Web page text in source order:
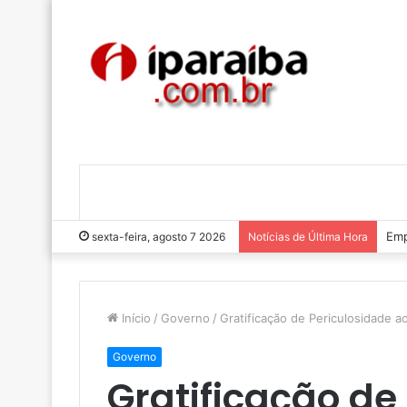
sexta-feira, agosto 7 2026 Notícias de Última Hora
Início / Governo / Gratificação de Periculosidade
Governo